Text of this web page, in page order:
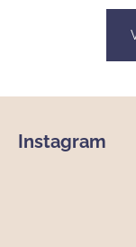
Instagram